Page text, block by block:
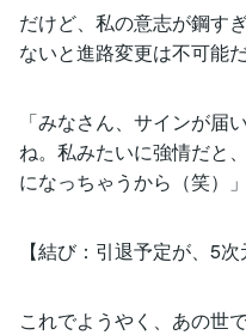
だけど、私の意志が鋼す
ないと進路変更は不可能だ
「みなさん、サインが届
ね。私みたいに強情だと
になっちゃうから（笑）」
【結び：引退予定が、5次
これでようやく、あの世